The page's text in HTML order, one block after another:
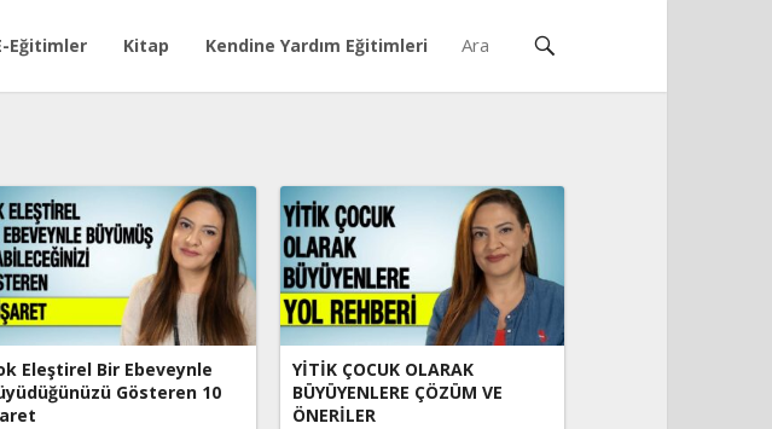
Eğitimler Kitap Kendine Yardım Eğitimleri
Eleştirel Bir Ebeveynle
Gösteren 10
YİTİK ÇOCUK OLARAK
BÜYÜYENLERE ÇÖZÜM VE
ÖNERİLER